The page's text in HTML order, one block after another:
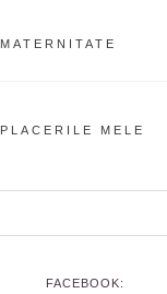
MATERNITATE
PLACERILE MELE
FACEBOOK: